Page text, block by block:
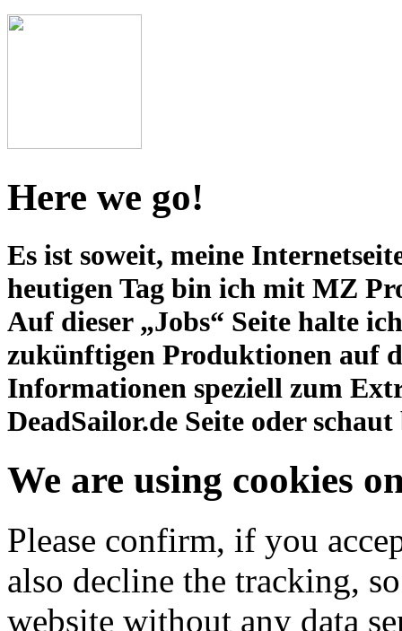
Here we go!
Es ist soweit, meine
heutigen Tag bin ich mit MZ
Auf dieser „Jobs“ Seite halte
zukünftigen Produktionen auf
Informationen speziell zum
DeadSailor.de Seite oder
We are using cookies
Please confirm, if you
also decline the tracking,
website without any data